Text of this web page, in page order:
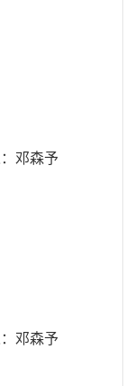
：邓森予
：邓森予